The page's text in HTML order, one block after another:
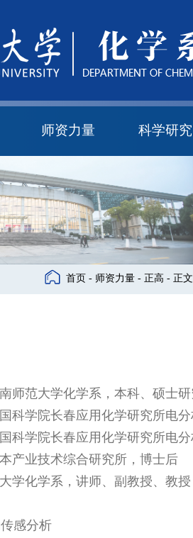
介
置员会
研究所
中心
师资力量 科学研究
首页 - 师资力量 - 正高 - 正文
南师范大学化学系，本科、硕士
国科学院长春应用化学研究所电
国科学院长春应用化学研究所电
产业技术综合研究所，博士后
学化学系，讲师、副教授、教授
感分析